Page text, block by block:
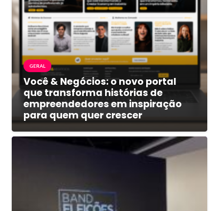
GERAL
Você & Negócios: o novo portal
que transforma histórias de
empreendedores em inspiração
para quem quer crescer